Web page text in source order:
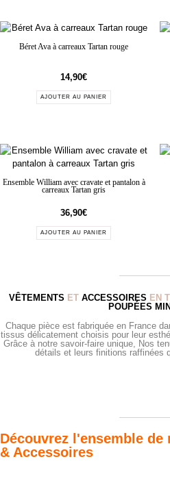
Béret Ava à carreaux Tartan rouge
14,90€
AJOUTER AU PANIER
Ensemble William avec cravate et pantalon à
carreaux Tartan gris
36,90€
AJOUTER AU PANIER
VÊTEMENTS ET ACCESSOIRES EN
POUPÉES
Chaque pièce est fabriquée en France
tissus délicatement choisis pour leur
Grâce à notre savoir-faire unique, Nos
détails et leurs finitions raffinées
Découvrez l'ensemble de
& Accessoires